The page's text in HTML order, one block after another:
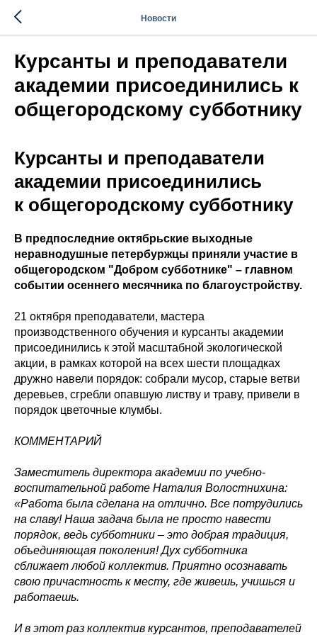
Новости
Курсанты и преподаватели
академии присоединились к
общегородскому субботнику
Курсанты и преподаватели
академии присоединились
к общегородскому субботнику
В предпоследние октябрьские выходные
неравнодушные петербуржцы приняли участие в
общегородском "Добром субботнике" – главном
событии осеннего месячника по благоустройству.
21 октября преподаватели, мастера
производственного обучения и курсанты академии
присоединились к этой масштабной экологической
акции, в рамках которой на всех шести площадках
дружно навели порядок: собрали мусор, старые ветви
деревьев, сгребли опавшую листву и траву, привели в
порядок цветочные клумбы.
КОММЕНТАРИЙ
Заместитель директора академии по учебно-
воспитательной работе Наталия Волостнихина:
«Работа была сделана на отлично. Все потрудились
на славу! Наша задача была не просто навести
порядок, ведь субботники – это добрая традиция,
объединяющая поколения! Дух субботника
сближает любой коллектив. Приятно осознавать
свою причастность к месту, где живешь, учишься и
работаешь.
И в этот раз коллектив курсантов, преподавателей